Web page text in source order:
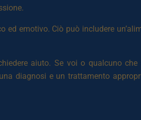
ed emotivo. Ciò può includere
aiuto. Se voi o qualcuno che
diagnosi e un trattamento